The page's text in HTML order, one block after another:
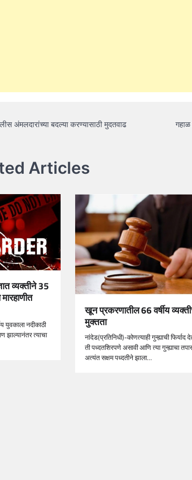
अंमलदारांच्या बदल्या करण्यासाठी मुदतवाढ
Articles
व्यक्तीने 35
युवकाला नदीकाठी
झाल्यानंतर त्याचा
खून प्रकरणातील 66 वर्षीय
मुक्तता
नांदेड(प्रतिनिधी)-कोणत्याही गुन्ह्याची फिर्याद
ती पध्दतशिरपणे असावी आणि त्या गुन्ह्याचा
अत्यंत सक्षम पध्दतीने झाला…